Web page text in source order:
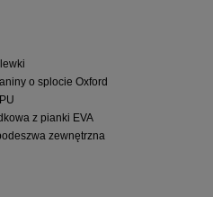
o splocie Oxford
z pianki EVA
zewnętrzna